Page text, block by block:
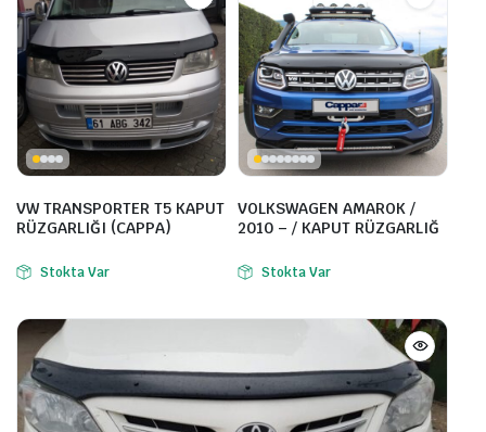
VW TRANSPORTER T5 KAPUT
RÜZGARLIĞI (CAPPA)
Stokta Var
VOLKSWAGEN AMAROK /
2010 – / KAPUT RÜZGARLIĞ
Stokta Var